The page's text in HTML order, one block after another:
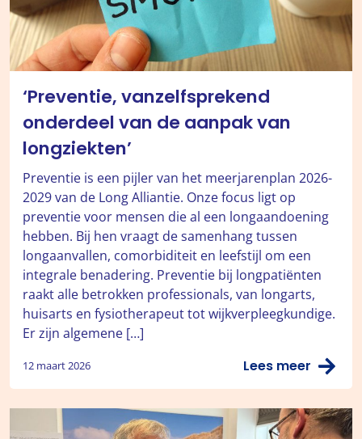
‘Preventie, vanzelfsprekend
onderdeel van de aanpak van
longziekten’
Preventie is een pijler van het meerjarenplan 2026-
2029 van de Long Alliantie. Onze focus ligt op
preventie voor mensen die al een longaandoening
hebben. Bij hen vraagt de samenhang tussen
longaanvallen, comorbiditeit en leefstijl om een
integrale benadering. Preventie bij longpatiënten
raakt alle betrokken professionals, van longarts,
huisarts en fysiotherapeut tot wijkverpleegkundige.
Er zijn algemene […]
12 maart 2026 Lees meer